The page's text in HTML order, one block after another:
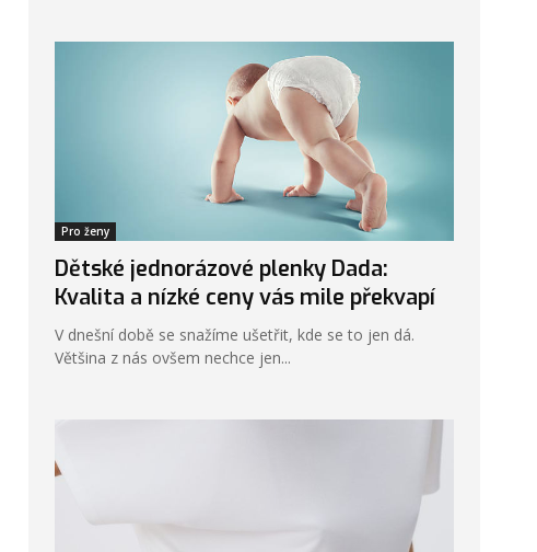
Pro ženy
Dětské jednorázové plenky Dada:
Kvalita a nízké ceny vás mile překvapí
V dnešní době se snažíme ušetřit, kde se to jen dá.
Většina z nás ovšem nechce jen...